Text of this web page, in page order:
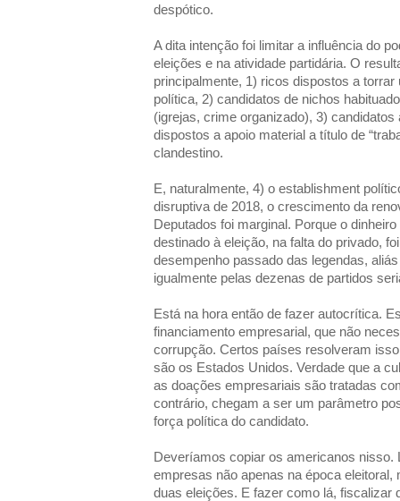
despótico.
A dita intenção foi limitar a influência do
eleições e na atividade partidária. O
principalmente, 1) ricos dispostos a
política, 2) candidatos de nichos
(igrejas, crime organizado), 3)
dispostos a apoio material a título de
clandestino.
E, naturalmente, 4) o establishment
disruptiva de 2018, o crescimento da
Deputados foi marginal. Porque o
destinado à eleição, na falta do privado,
desempenho passado das legendas,
igualmente pelas dezenas de partidos
Está na hora então de fazer autocrítica.
financiamento empresarial, que não
corrupção. Certos países resolveram
são os Estados Unidos. Verdade que a
as doações empresariais são tratadas
contrário, chegam a ser um parâmetro
força política do candidato.
Deveríamos copiar os americanos nisso.
empresas não apenas na época
duas eleições. E fazer como lá, fiscalizar